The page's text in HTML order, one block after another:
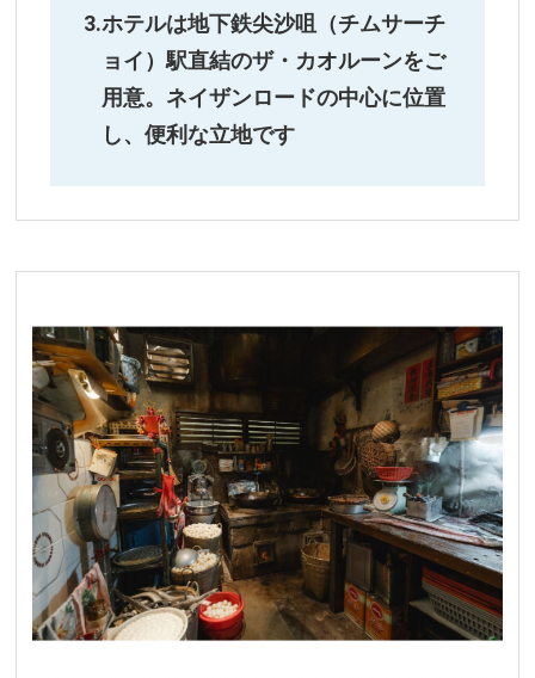
ホテルは地下鉄尖沙咀（チムサーチ
ョイ）駅直結のザ・カオルーンをご
用意。ネイザンロードの中心に位置
し、便利な立地です